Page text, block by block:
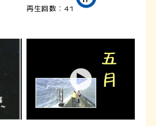
再生回数：41